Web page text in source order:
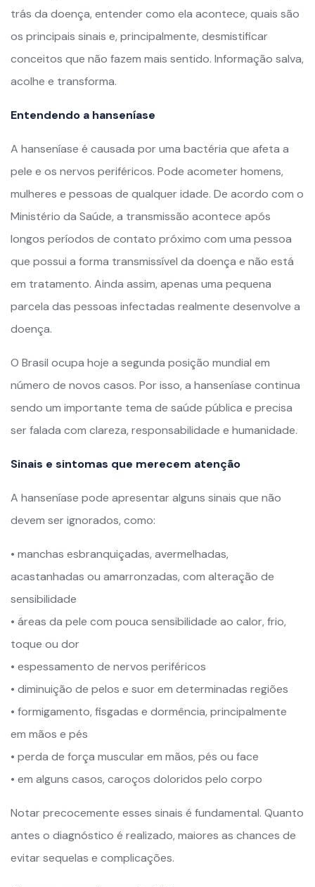
trás da doença, entender como ela acontece, quais são
os principais sinais e, principalmente, desmistificar
conceitos que não fazem mais sentido. Informação salva,
acolhe e transforma.
Entendendo a hanseníase
A hanseníase é causada por uma bactéria que afeta a
pele e os nervos periféricos. Pode acometer homens,
mulheres e pessoas de qualquer idade. De acordo com o
Ministério da Saúde, a transmissão acontece após
longos períodos de contato próximo com uma pessoa
que possui a forma transmissível da doença e não está
em tratamento. Ainda assim, apenas uma pequena
parcela das pessoas infectadas realmente desenvolve a
doença.
O Brasil ocupa hoje a segunda posição mundial em
número de novos casos. Por isso, a hanseníase continua
sendo um importante tema de saúde pública e precisa
ser falada com clareza, responsabilidade e humanidade.
Sinais e sintomas que merecem atenção
A hanseníase pode apresentar alguns sinais que não
devem ser ignorados, como:
• manchas esbranquiçadas, avermelhadas,
acastanhadas ou amarronzadas, com alteração de
sensibilidade
• áreas da pele com pouca sensibilidade ao calor, frio,
toque ou dor
• espessamento de nervos periféricos
• diminuição de pelos e suor em determinadas regiões
• formigamento, fisgadas e dormência, principalmente
em mãos e pés
• perda de força muscular em mãos, pés ou face
• em alguns casos, caroços doloridos pelo corpo
Notar precocemente esses sinais é fundamental. Quanto
antes o diagnóstico é realizado, maiores as chances de
evitar sequelas e complicações.